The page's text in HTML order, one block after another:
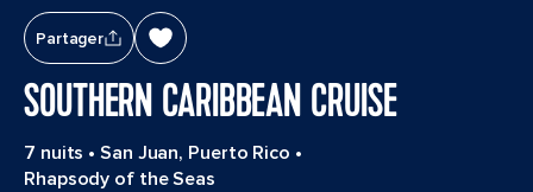
Partager
SOUTHERN CARIBBEAN CRUISE
7 nuits •San Juan, Puerto Rico •
Rhapsody of the Seas